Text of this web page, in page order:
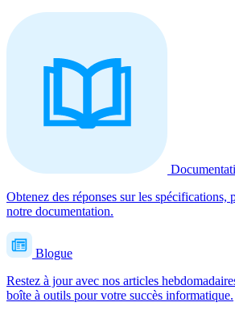
Obtenez des réponses sur les spécifications,
notre documentation.
Blogue
Restez à jour avec nos articles
boîte à outils pour votre succès informatique.